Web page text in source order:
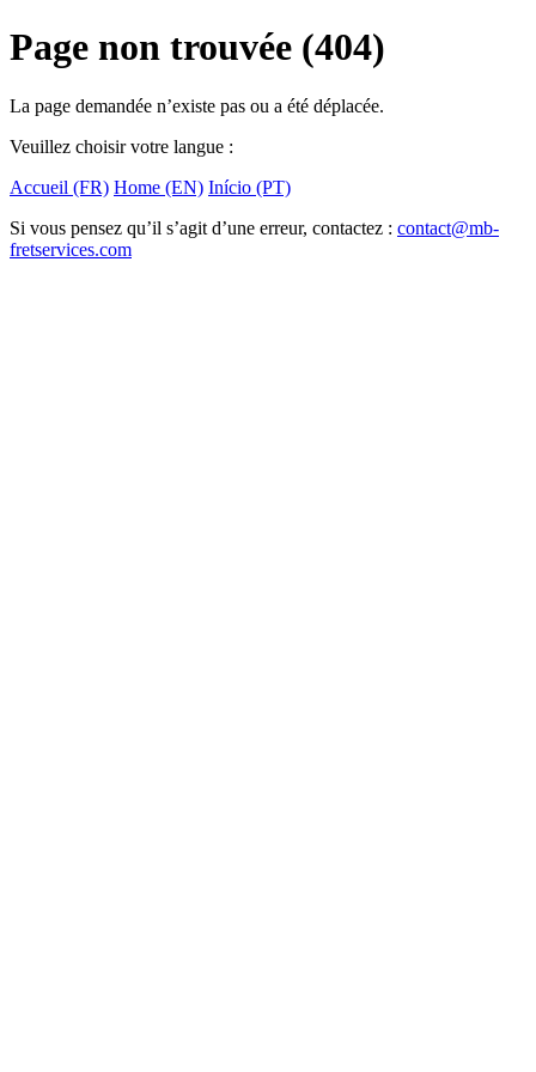
Page non trouvée (404)
La page demandée n’existe pas ou a été déplacée.
Veuillez choisir votre langue :
Accueil (FR) Home (EN) Início (PT)
Si vous pensez qu’il s’agit d’une erreur, contactez : contact@mb-
fretservices.com